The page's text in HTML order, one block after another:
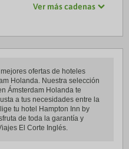
Ver más cadenas
ofertas de hoteles
Holanda. Nuestra selección
Ámsterdam Holanda te
a tus necesidades entre la
tu hotel Hampton Inn by
de toda la garantía y
El Corte Inglés.